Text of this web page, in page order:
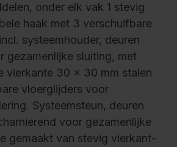
onder elk vak 1 stevig
haak met 3 verschuifbare
systeemhouder, deuren
gezamenlijke sluiting, met
vierkante 30 x 30 mm stalen
vloerglijders voor
Systeemsteun, deuren
voor gezamenlijke
gemaakt van stevig vierkant-